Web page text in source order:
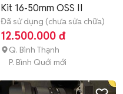
Kit 16-50mm OSS II
Đã sử dụng (chưa sửa chữa)
12.500.000 đ
Q. Bình Thạnh
P. Bình Quới mới